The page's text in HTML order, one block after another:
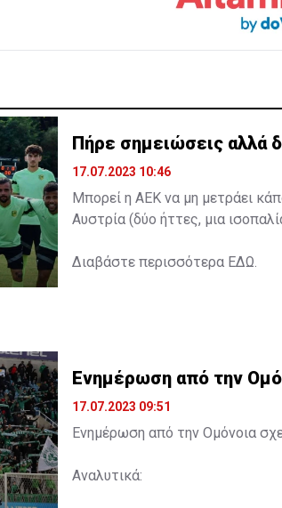
Πήρε σημειώσεις αλλά
17.07.2023 10:46
Μπορεί η ΑΕΚ να μη μετράει
Αυστρία (δύο ήττες, μια
Διαβάστε περισσότερα ΕΔΩ
Ενημέρωση από την
17.07.2023 09:51
Ενημέρωση από την Ομόνοια
Αναλυτικά: